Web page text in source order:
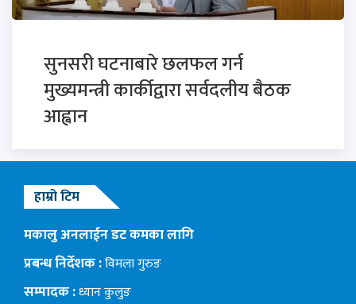
सुनसरी घटनाबारे छलफल गर्न
मुख्यमन्त्री कार्कीद्वारा सर्वदलीय बैठक
आह्वान
हाम्रो टिम
मकालु अनलाईन डट कमका लागि
प्रबन्ध निर्देशक :विमला गुरुङ
सम्पादक :ध्यान कुलुङ